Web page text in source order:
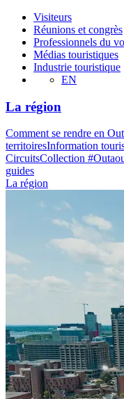
Visiteurs
Réunions et congrès
Professionnels du
Médias touristiques
Industrie touristique
EN
La région
Comment se rendre en
territoiresInformation
CircuitsCollection
guides
La région